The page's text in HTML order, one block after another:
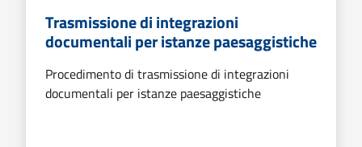
Trasmissione di integrazioni
documentali per istanze paesaggistiche
Procedimento di trasmissione di integrazioni
documentali per istanze paesaggistiche